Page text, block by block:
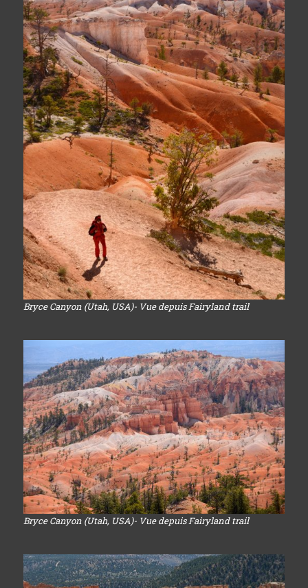
Bryce Canyon (Utah, USA)- Vue depuis Fairyland trail
Bryce Canyon (Utah, USA)- Vue depuis Fairyland trail